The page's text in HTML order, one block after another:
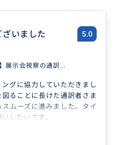
いました 5.0
展示会視察の通訳...
グに協力していただきまし
ることに長けた通訳者さま
ムーズに進みました。タイ
したいです。